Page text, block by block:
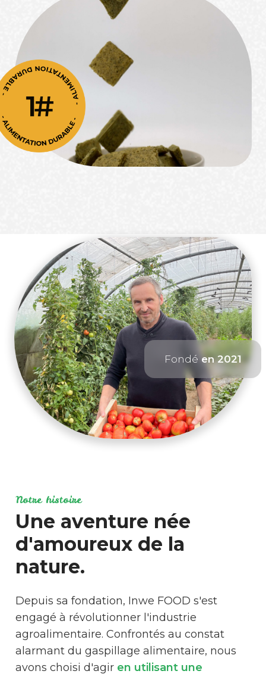
Fondé en 2021
Notre histoire
Une aventure née
d'amoureux de la
nature.
Depuis sa fondation, Inwe FOOD s'est
engagé à révolutionner l'industrie
agroalimentaire. Confrontés au constat
alarmant du gaspillage alimentaire, nous
avons choisi d'agir en utilisant une